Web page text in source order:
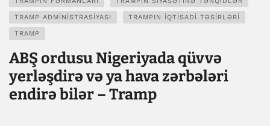
TRAMP ADMINISTRASIYASI TRAMPIN IQTISADI TƏSIRLƏRI
TRAMP
ABŞ ordusu Nigeriyada qüvvə
yerləşdirə və ya hava zərbələri
endirə bilər – Tramp